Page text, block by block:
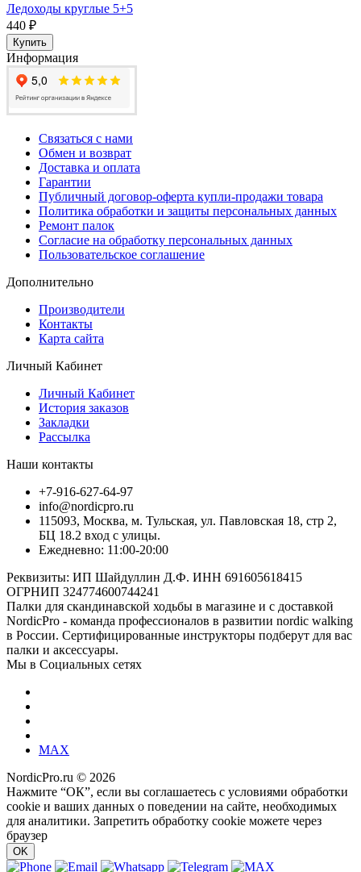
Ледоходы круглые 5+5
440 ₽
Купить
Информация
Связаться с нами
Обмен и возврат
Доставка и оплата
Гарантии
Публичный договор-оферта купли-продажи товара
Политика обработки и защиты персональных данных
Ремонт палок
Согласие на обработку персональных данных
Пользовательское соглашение
Дополнительно
Производители
Контакты
Карта сайта
Личный Кабинет
Личный Кабинет
История заказов
Закладки
Рассылка
Наши контакты
+7-916-627-64-97
info@nordicpro.ru
115093, Москва, м. Тульская, ул. Павловская 18, стр 2,
БЦ 18.2 вход с улицы.
Ежедневно: 11:00-20:00
Реквизиты: ИП Шайдуллин Д.Ф. ИНН 691605618415
ОГРНИП 324774600744241
Палки для скандинавской ходьбы в магазине и с доставкой
NordicPro - команда профессионалов в развитии nordic walking
в России. Сертифицированные инструкторы подберут для вас
палки и аксессуары.
Мы в Социальных сетях
MAX
NordicPro.ru © 2026
Нажмите “ОК”, если вы соглашаетесь с условиями обработки
cookie и ваших данных о поведении на сайте, необходимых
для аналитики. Запретить обработку cookie можете через
браузер
OK